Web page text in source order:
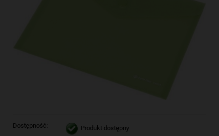
Dostępność:
Produkt dostępny